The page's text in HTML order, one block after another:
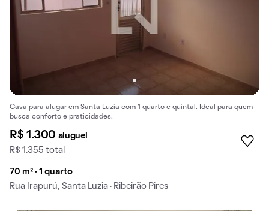
Casa para alugar em Santa Luzia com 1 quarto e quintal. Ideal para quem
busca conforto e praticidades.
R$ 1.300 aluguel
R$ 1.355 total
70 m² · 1 quarto
Rua Irapurú, Santa Luzia · Ribeirão Pires